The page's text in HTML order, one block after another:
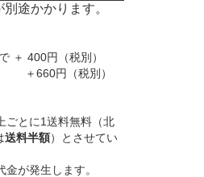
途かかります。
＋ 400円（税別）
円（税別）
ごとに1送料無料（北
送料半額）とさせてい
が発生します。